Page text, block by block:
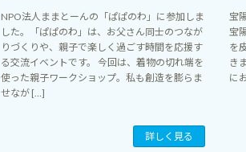
NPO法人ままとーんの「ぱぱのわ」に参加しま
した。「ぱぱのわ」は、お父さん同士のつなが
りづくりや、親子で楽しく過ごす時間を応援す
る交流イベントです。 今回は、着物の切れ端を
使った親子ワークショップ。私も創造を膨らま
せなが […]
詳しく見る
宝
宝
を
き
に